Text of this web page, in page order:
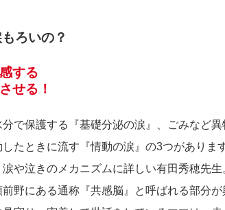
ろいの？
感する
せる！
分で保護する『基礎分泌の涙』、ごみなど
たときに流す『情動の涙』の3つがありま
涙や泣きのメカニズムに詳しい有田秀穂先生
前野にある通称『共感脳』と呼ばれる部分